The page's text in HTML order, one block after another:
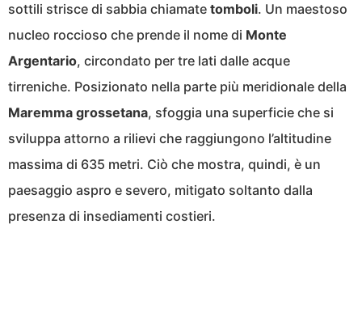
sottili strisce di sabbia chiamate tomboli. Un maestoso
nucleo roccioso che prende il nome di Monte
Argentario, circondato per tre lati dalle acque
tirreniche. Posizionato nella parte più meridionale della
Maremma grossetana, sfoggia una superficie che si
sviluppa attorno a rilievi che raggiungono l’altitudine
massima di 635 metri. Ciò che mostra, quindi, è un
paesaggio aspro e severo, mitigato soltanto dalla
presenza di insediamenti costieri.